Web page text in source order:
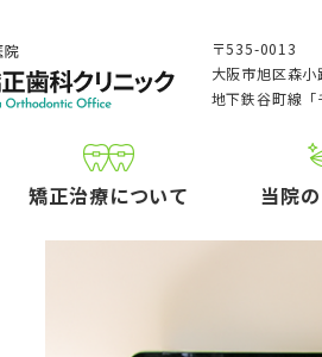
〒535-0013
大阪市旭区森
地下鉄谷町線
矯正治療について 当院